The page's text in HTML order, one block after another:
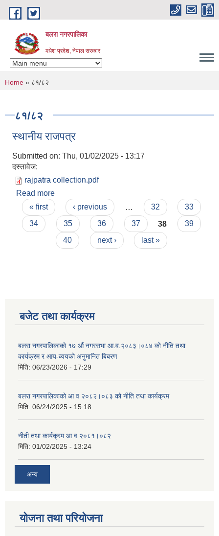
Skip to main content
बलरा नगरपालिका
मधेश प्रदेश, नेपाल सरकार
You are here
Home » ८१/८२
८१/८२
स्थानीय राजपत्र
Submitted on: Thu, 01/02/2025 - 13:17
दस्तावेज:
rajpatra collection.pdf
Read more
Pages
« first ‹ previous 32
33
34
35 36 37 38
39
40
next › last »
बजेट तथा कार्यक्रम
बलरा नगरपालिकाको १७ औं नगरसभा आ.व.२०८३।०८४ को नीति तथा
कार्यक्रम र आय-व्ययको अनुमानित बिबरण
मिति: 06/23/2026 - 17:29
बलरा नगरपालिकाको आ व २०८२।०८३ को नीति तथा कार्यक्रम
मिति: 06/24/2025 - 15:18
नीती तथा कार्यक्रम आ व २०८१।०८२
मिति: 01/02/2025 - 13:24
अन्य
योजना तथा परियोजना